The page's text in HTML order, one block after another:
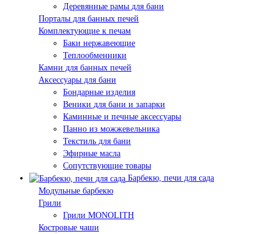
Деревянные рамы для бани
Порталы для банных печей
Комплектующие к печам
Баки нержавеющие
Теплообменники
Камни для банных печей
Аксессуары для бани
Бондарные изделия
Веники для бани и запарки
Каминные и печные аксессуары
Панно из можжевельника
Текстиль для бани
Эфирные масла
Сопутствующие товары
Барбекю, печи для сада
Модульные барбекю
Грили
Грили MONOLITH
Костровые чаши